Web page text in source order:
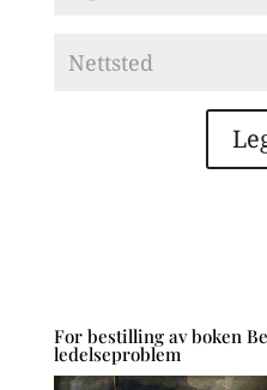
For bestilling av boken
ledelseproblem